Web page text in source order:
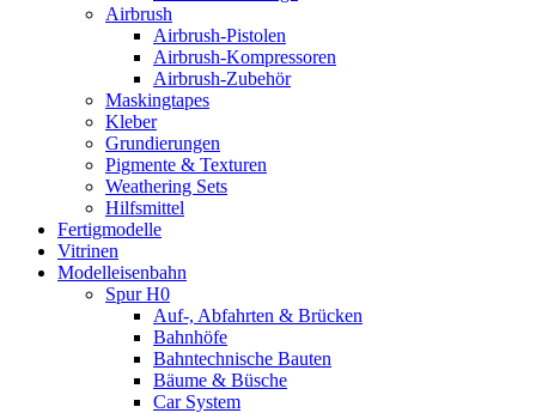
Airbrush
Airbrush-Pistolen
Airbrush-Kompressoren
Airbrush-Zubehör
Maskingtapes
Kleber
Grundierungen
Pigmente & Texturen
Weathering Sets
Hilfsmittel
Fertigmodelle
Vitrinen
Modelleisenbahn
Spur H0
Auf-, Abfahrten & Brücken
Bahnhöfe
Bahntechnische Bauten
Bäume & Büsche
Car System